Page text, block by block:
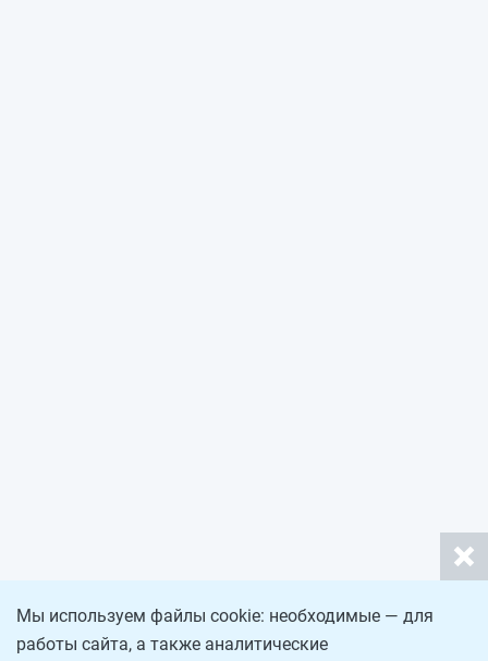
Мы используем файлы cookie: необходимые — для
работы сайта, а также аналитические